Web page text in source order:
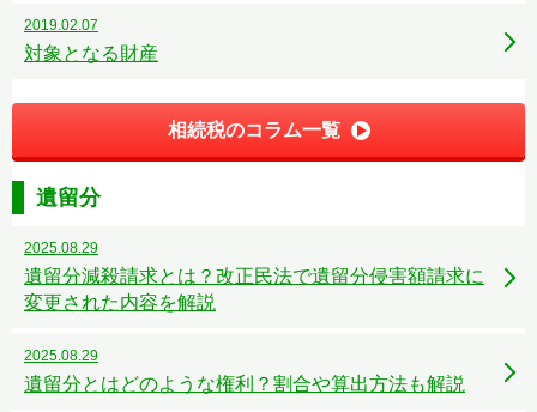
2019.02.07
対象となる財産
相続税のコラム一覧
遺留分
2025.08.29
遺留分減殺請求とは？改正民法で遺留分侵害額請求に
変更された内容を解説
2025.08.29
遺留分とはどのような権利？割合や算出方法も解説